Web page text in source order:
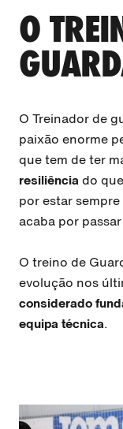
O
O Treinador de
paixão enorme
que tem de ter
resiliênciado
por estar
acaba por
O treino de
evolução nos
considerado
equipa técnica.